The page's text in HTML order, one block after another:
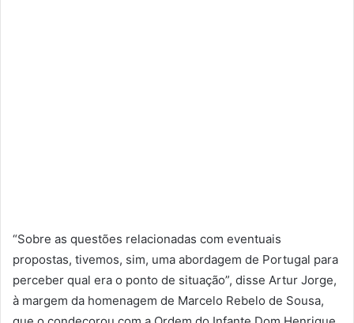
“Sobre as questões relacionadas com eventuais
propostas, tivemos, sim, uma abordagem de Portugal para
perceber qual era o ponto de situação”, disse Artur Jorge,
à margem da homenagem de Marcelo Rebelo de Sousa,